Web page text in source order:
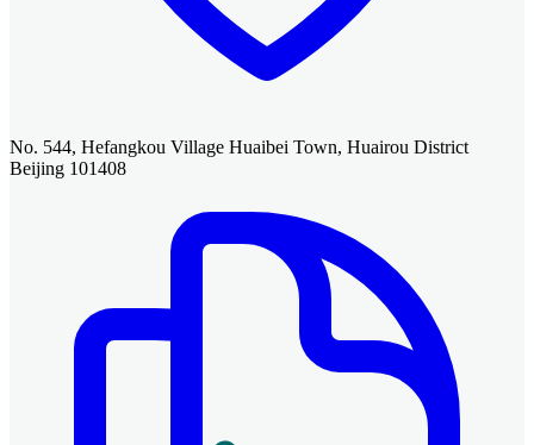
No. 544, Hefangkou Village Huaibei Town, Huairou District
Beijing 101408